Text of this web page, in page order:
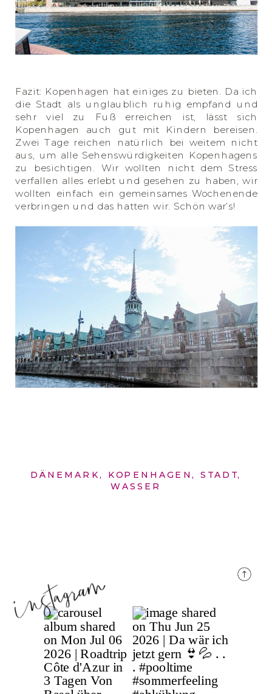
Fazit: Kopenhagen hat einiges zu bieten. Da ich
die Stadt als unglaublich ruhig empfand und
sehr viel zu Fuß erreichen ist, lässt sich
Kopenhagen auch gut mit Kindern bereisen.
Zwei Tage reichen natürlich bei weitem nicht
aus, um alle Sehenswürdigkeiten Kopenhagens
zu besichtigen. Wir wollten nicht dem Stress
verfallen alles erlebt und gesehen zu haben, wir
wollten einfach ein gemeinsames Wochenende
verbringen und das hatten wir. Schön war’s!
DÄNEMARK, KOPENHAGEN,STADT,
WASSER